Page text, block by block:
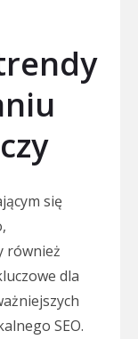
się
również
dla
SEO.